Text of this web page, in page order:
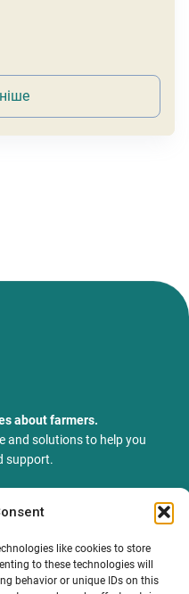
like cookies to store
to these technologies will
behavior or unique IDs on this
about farmers.
and solutions to help you
support.
р-н, Івано-Франківська